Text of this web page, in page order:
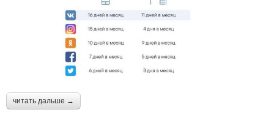
читать дальше →